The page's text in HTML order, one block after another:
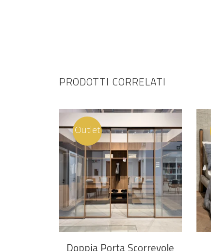
PRODOTTI CORRELATI
Outlet
Doppia Porta Scorrevole